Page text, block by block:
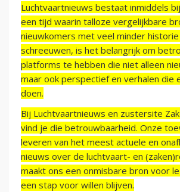
Luchtvaartnieuws bestaat inmiddels
een tijd waarin talloze vergelijkbare
nieuwkomers met veel minder
schreeuwen, is het belangrijk om
platforms te hebben die niet alleen
maar ook perspectief en verhalen die
doen.
Bij Luchtvaartnieuws en zustersite
vind je die betrouwbaarheid. Onze
leveren van het meest actuele en
nieuws over de luchtvaart- en
maakt ons een onmisbare bron voor
een stap voor willen blijven.